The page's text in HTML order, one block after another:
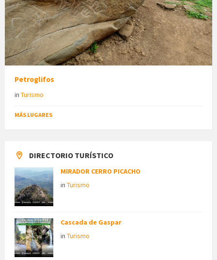
Petroglifos
in Turismo
MÁS LUGARES
DIRECTORIO TURÍSTICO
MIRADOR CERRO PICACHO
in Turismo
Cascada de Gaspar
in Turismo